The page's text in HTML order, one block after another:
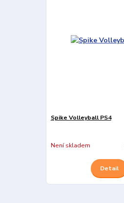
Spike Volleyball PS4
Není skladem
Detail